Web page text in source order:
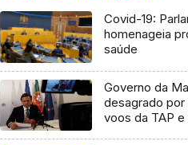
Covid-19:
homenageia
saúde
Governo da
desagrado
voos da TAP